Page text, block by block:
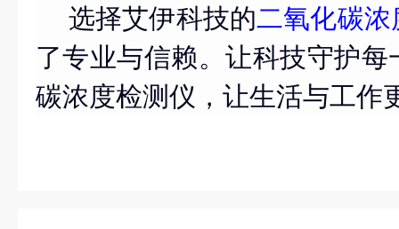
选择艾伊科技的二氧化碳浓
了专业与信赖。让科技守护
碳浓度检测仪，让生活与工作